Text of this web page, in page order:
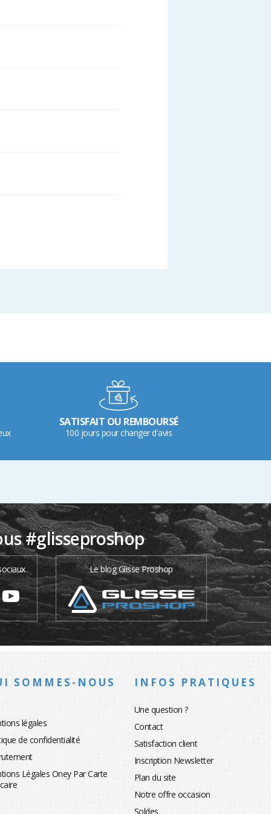
SATISFAIT OU REMBOURSÉ
100 jours pour changer d'avis
#glisseproshop
Le blog Glisse Proshop
SOMMES-NOUS
légales
de confidentialité
Légales Oney Par Carte
INFOS PRATIQUES
Une question ?
Contact
Satisfaction client
Inscription Newsletter
Plan du site
Notre offre occasion
Soldes